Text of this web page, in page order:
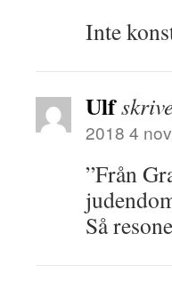
Inte
Ulf
2018 4
”Från
Så